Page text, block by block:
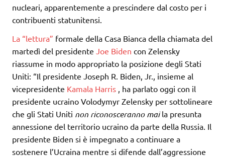
nucleari, apparentemente a prescindere dal costo per i
contribuenti statunitensi.
La “lettura” formale della Casa Bianca della chiamata del
martedì del presidente Joe Biden con Zelensky
riassume in modo appropriato la posizione degli Stati
Uniti: “Il presidente Joseph R. Biden, Jr., insieme al
vicepresidente Kamala Harris , ha parlato oggi con il
presidente ucraino Volodymyr Zelensky per sottolineare
che gli Stati Uniti non riconosceranno maila presunta
annessione del territorio ucraino da parte della Russia. Il
presidente Biden si è impegnato a continuare a
sostenere l’Ucraina mentre si difende dall’aggressione